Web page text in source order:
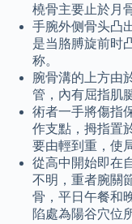
橈骨主要止於月
手腕外侧骨头凸
是当胳膊旋前时
称。
腕骨溝的上方由
管，內有屈指肌
術者一手將傷指
作支點，拇指置
要由輕到重，使
從高中開始即在
不明，重者腕關
骨，平日午餐和
陷處為陽谷穴位